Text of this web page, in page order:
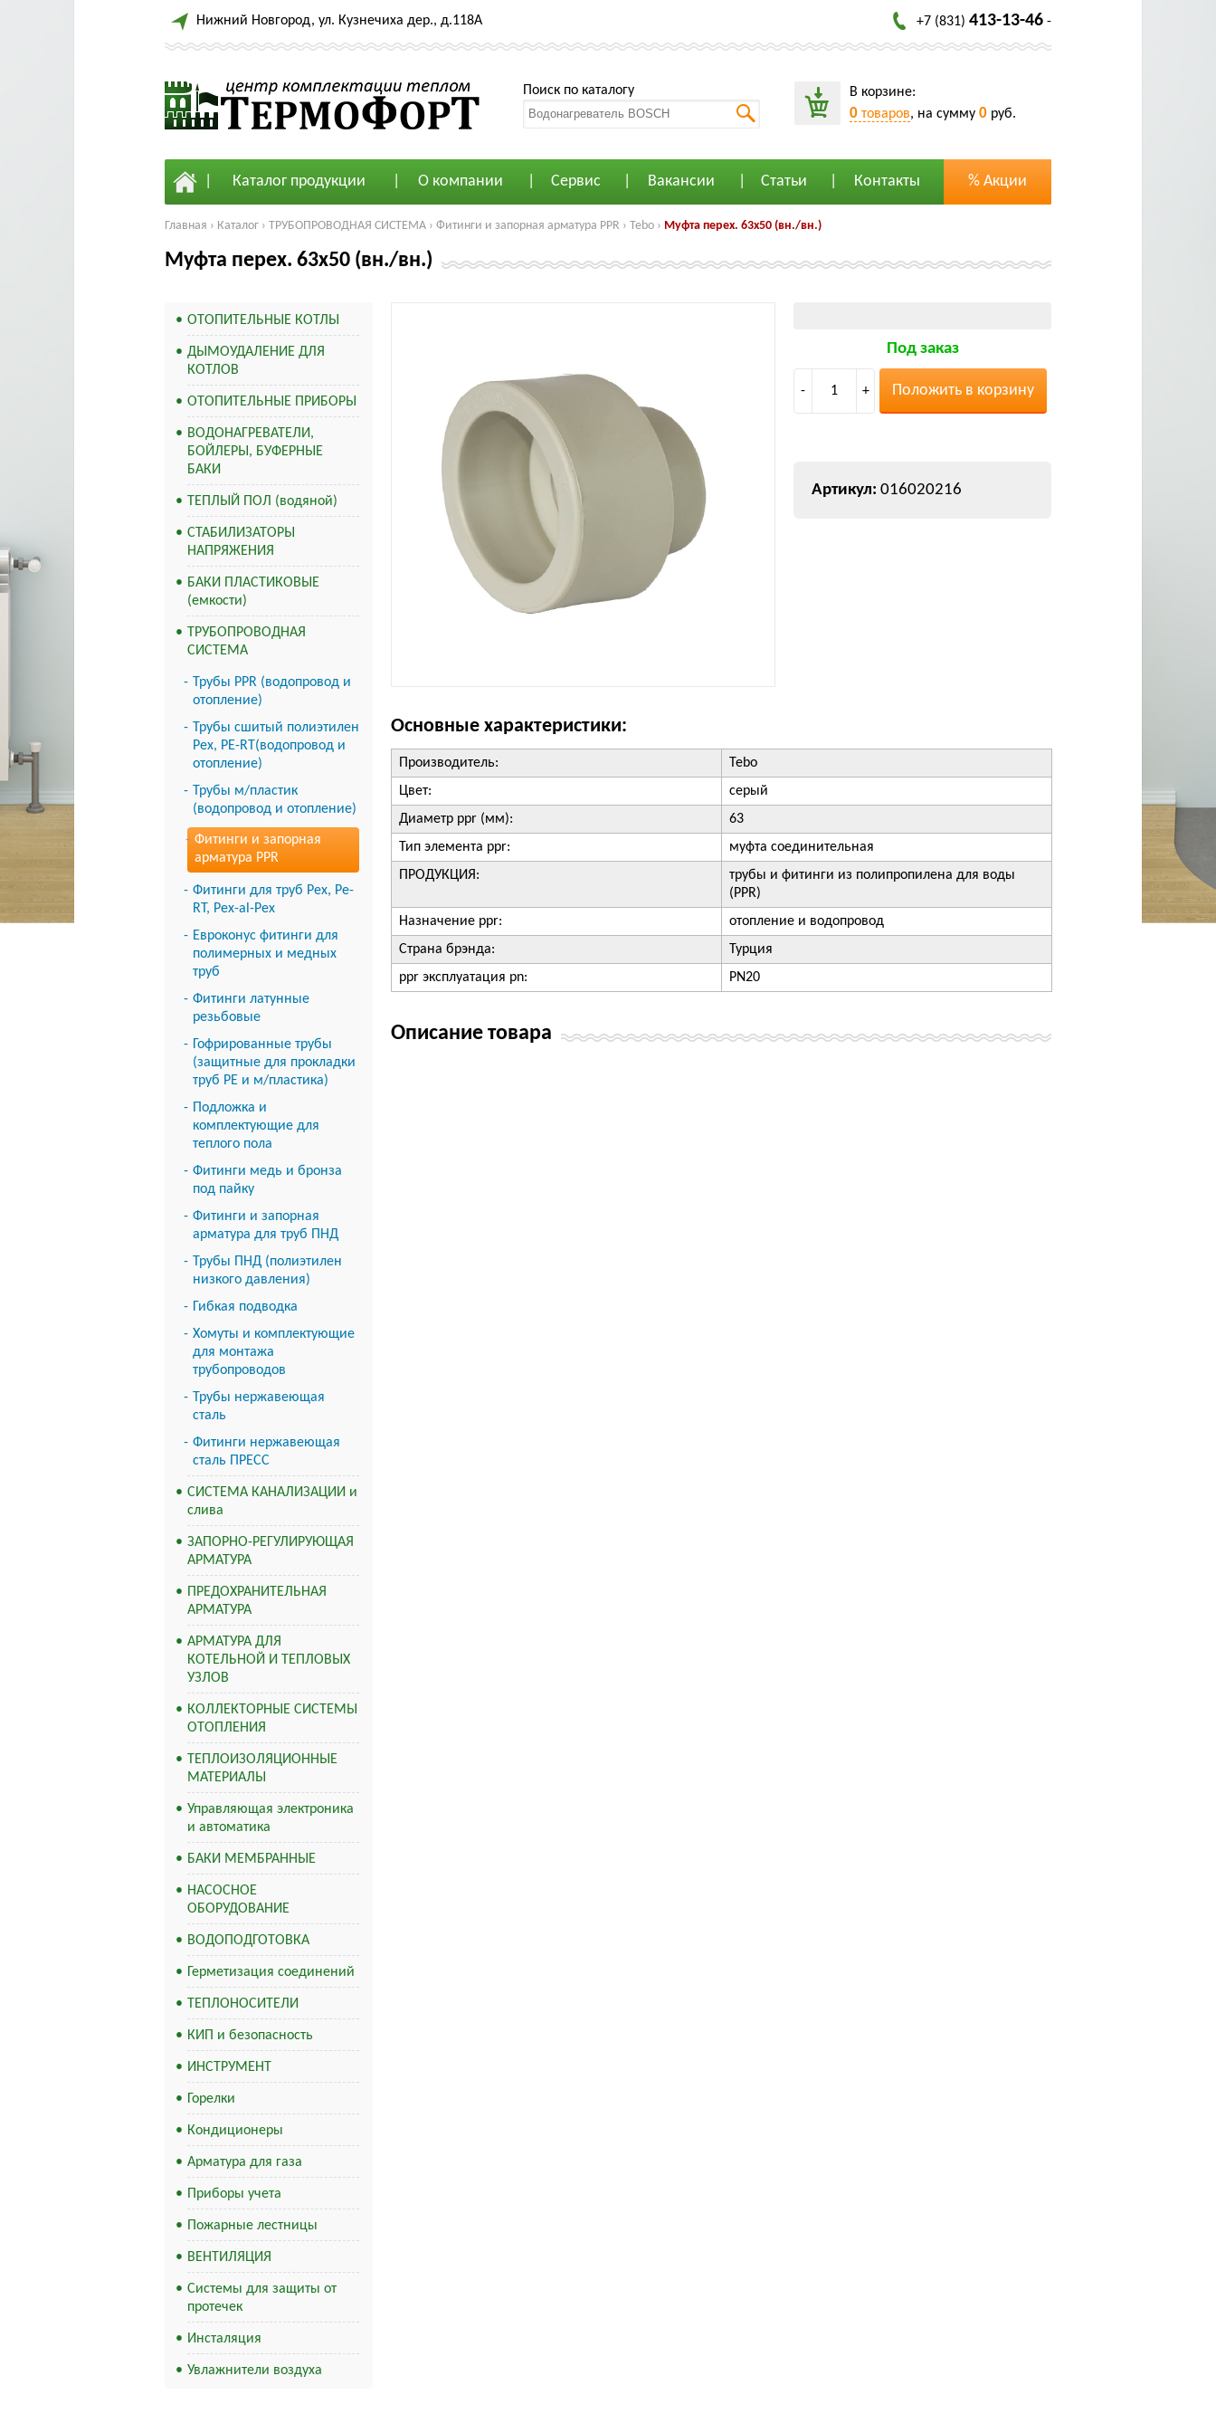
Нижний Новгород, ул. Кузнечиха дер., д.118А +7 (831) 413-13-46 -
Поиск по каталогу В корзине:
0 товаров, на сумму 0 руб.
Каталог продукции О компании Сервис Вакансии Статьи Контакты % Акции
Главная › Каталог › ТРУБОПРОВОДНАЯ СИСТЕМА › Фитинги и запорная арматура PPR › Tebo › Муфта перех. 63x50 (вн./вн.)
Муфта перех. 63x50 (вн./вн.)
ОТОПИТЕЛЬНЫЕ КОТЛЫ
ДЫМОУДАЛЕНИЕ ДЛЯ
КОТЛОВ
ОТОПИТЕЛЬНЫЕ ПРИБОРЫ
ВОДОНАГРЕВАТЕЛИ,
БОЙЛЕРЫ, БУФЕРНЫЕ
БАКИ
ТЕПЛЫЙ ПОЛ (водяной)
СТАБИЛИЗАТОРЫ
НАПРЯЖЕНИЯ
БАКИ ПЛАСТИКОВЫЕ
(емкости)
ТРУБОПРОВОДНАЯ
СИСТЕМА
Трубы PPR (водопровод и
отопление)
Трубы сшитый полиэтилен
Pex, PE-RT(водопровод и
отопление)
Трубы м/пластик
(водопровод и отопление)
Фитинги и запорная
арматура PPR
Фитинги для труб Pex, Pe-
RT, Pex-al-Pex
Евроконус фитинги для
полимерных и медных
труб
Фитинги латунные
резьбовые
Гофрированные трубы
(защитные для прокладки
труб PE и м/пластика)
Подложка и
комплектующие для
теплого пола
Фитинги медь и бронза
под пайку
Фитинги и запорная
арматура для труб ПНД
Трубы ПНД (полиэтилен
низкого давления)
Гибкая подводка
Хомуты и комплектующие
для монтажа
трубопроводов
Трубы нержавеющая
сталь
Фитинги нержавеющая
сталь ПРЕСС
СИСТЕМА КАНАЛИЗАЦИИ и
слива
ЗАПОРНО-РЕГУЛИРУЮЩАЯ
АРМАТУРА
ПРЕДОХРАНИТЕЛЬНАЯ
АРМАТУРА
АРМАТУРА ДЛЯ
КОТЕЛЬНОЙ И ТЕПЛОВЫХ
УЗЛОВ
КОЛЛЕКТОРНЫЕ СИСТЕМЫ
ОТОПЛЕНИЯ
ТЕПЛОИЗОЛЯЦИОННЫЕ
МАТЕРИАЛЫ
Управляющая электроника
и автоматика
БАКИ МЕМБРАННЫЕ
НАСОСНОЕ
ОБОРУДОВАНИЕ
ВОДОПОДГОТОВКА
Герметизация соединений
ТЕПЛОНОСИТЕЛИ
КИП и безопасность
ИНСТРУМЕНТ
Горелки
Кондиционеры
Арматура для газа
Приборы учета
Пожарные лестницы
ВЕНТИЛЯЦИЯ
Системы для защиты от
протечек
Инсталяция
Увлажнители воздуха
Под заказ
- 1 + Положить в корзину
016020216
Основные характеристики:
Производитель:
Tebo
Цвет:
серый
Диаметр ppr (мм):
63
Тип элемента ppr:
муфта соединительная
ПРОДУКЦИЯ:
трубы и фитинги из полипропилена для воды
(PPR)
Назначение ppr:
отопление и водопровод
Страна брэнда:
Турция
ppr эксплуатация pn:
PN20
Описание товара